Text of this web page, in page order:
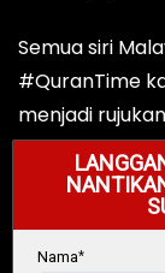
Semua siri
#QuranTime
menjadi
Al-Quran buat
dan komuniti.
My #QuranTime